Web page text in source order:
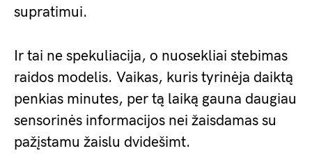
supratimui.
Ir tai ne spekuliacija, o nuosekliai stebimas
raidos modelis. Vaikas, kuris tyrinėja daiktą
penkias minutes, per tą laiką gauna daugiau
sensorinės informacijos nei žaisdamas su
pažįstamu žaislu dvidešimt.